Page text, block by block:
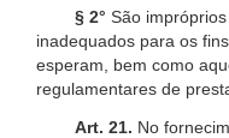
§ 2° São
inadequados para os
esperam, bem como
regulamentares de
Art. 21. No